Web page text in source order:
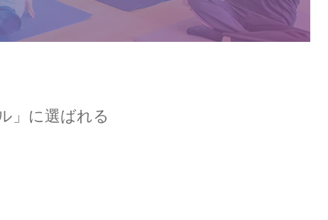
」に選ばれる